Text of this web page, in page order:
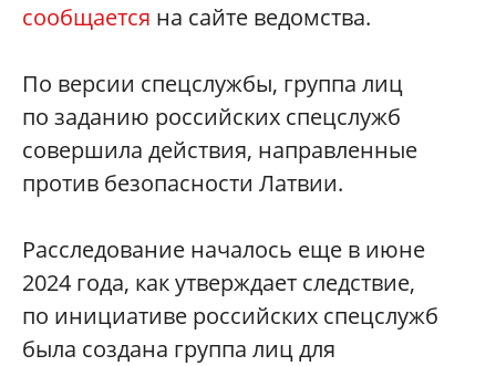
сообщается на сайте ведомства.
По версии спецслужбы, группа лиц
по заданию российских спецслужб
совершила действия, направленные
против безопасности Латвии.
Расследование началось еще в июне
2024 года, как утверждает следствие,
по инициативе российских спецслужб
была создана группа лиц для